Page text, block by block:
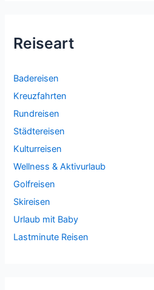
Reiseart
Badereisen
Kreuzfahrten
Rundreisen
Städtereisen
Kulturreisen
Wellness & Aktivurlaub
Golfreisen
Skireisen
Urlaub mit Baby
Lastminute Reisen